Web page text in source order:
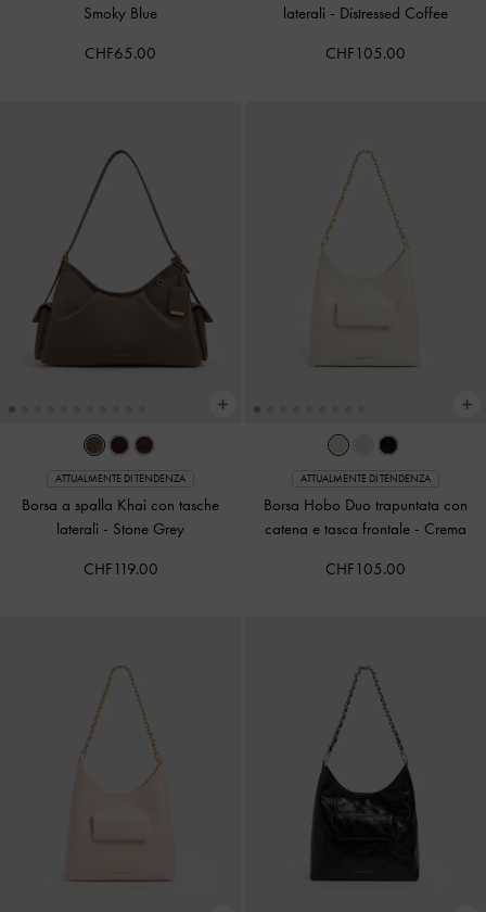
Smoky Blue
CHF65.00
laterali - Distressed Coffee
CHF105.00
ATTUALMENTE DI TENDENZA
Borsa a spalla Khai con tasche
laterali - Stone Grey
CHF119.00
ATTUALMENTE DI TENDENZA
Borsa Hobo Duo trapuntata con
catena e tasca frontale - Crema
CHF105.00